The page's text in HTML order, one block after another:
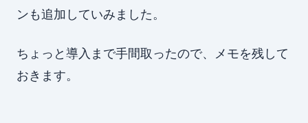
ンも追加していみました。
ちょっと導入まで手間取ったので、メモを残して
おきます。